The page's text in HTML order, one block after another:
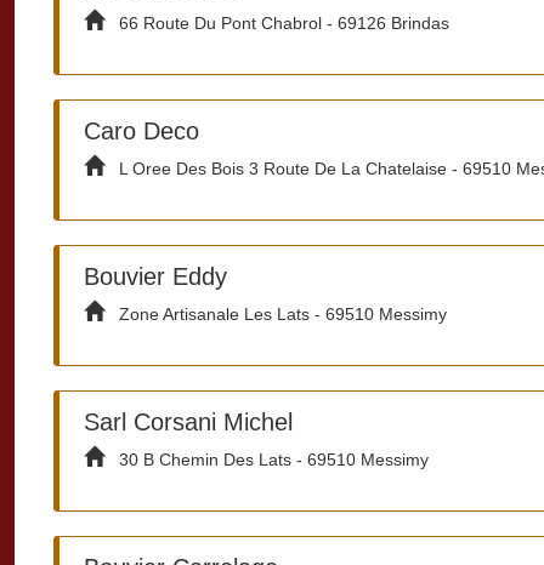
66 Route Du Pont Chabrol - 69126 Brindas
Caro Deco
L Oree Des Bois 3 Route De La Chatelaise - 69510
Bouvier Eddy
Zone Artisanale Les Lats - 69510 Messimy
Sarl Corsani Michel
30 B Chemin Des Lats - 69510 Messimy